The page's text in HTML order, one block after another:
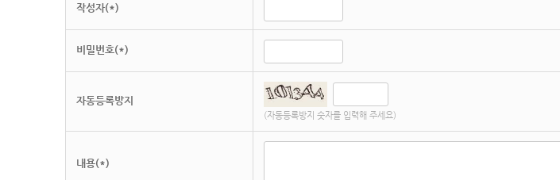
작성자(*)
비밀번호(*)
자동등록방지
(자동등록방지 숫자를 입력해 주세요)
내용(*)